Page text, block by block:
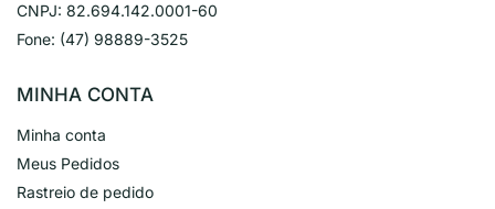
CNPJ: 82.694.142.0001-60
Fone: (47) 98889-3525
MINHA CONTA
Minha conta
Meus Pedidos
Rastreio de pedido